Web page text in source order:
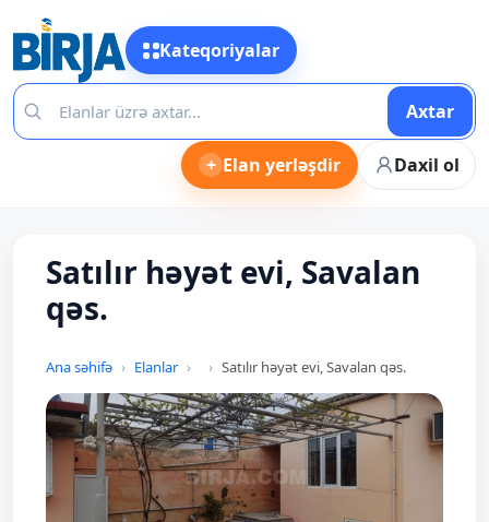
Kateqoriyalar
Axtar
+ Elan yerləşdir Daxil ol
Satılır həyət evi, Savalan
qəs.
Ana səhifə Elanlar Satılır həyət evi, Savalan qəs.